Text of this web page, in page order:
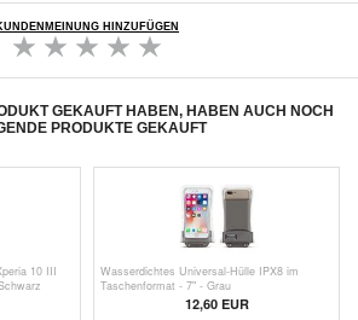
HINZUFÜGEN
GEKAUFT HABEN, HABEN AUCH NOCH
PRODUKTE GEKAUFT
10 III
Wasserdichtes Universal-Hülle IPX8 im
Taschenformat - 7" - Grau
12,60 EUR